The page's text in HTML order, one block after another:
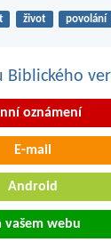
život povolání
Biblického
oznámení
E-mail
Android
vašem webu